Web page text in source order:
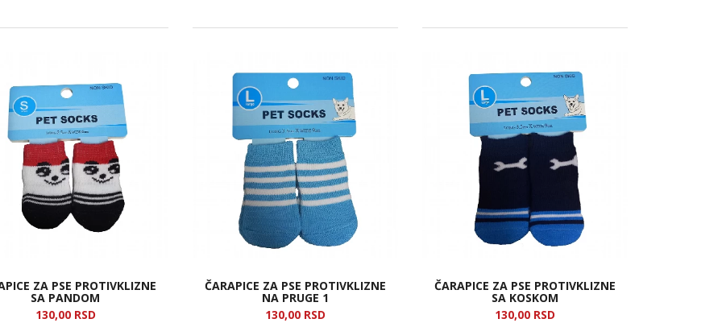
ZA PSE PROTIVKLIZNE
SA PANDOM
130,00 RSD
ČARAPICE ZA PSE PROTIVKLIZNE
NA PRUGE 1
130,00 RSD
ČARAPICE ZA PSE PROTIVKLIZNE
SA KOSKOM
130,00 RSD